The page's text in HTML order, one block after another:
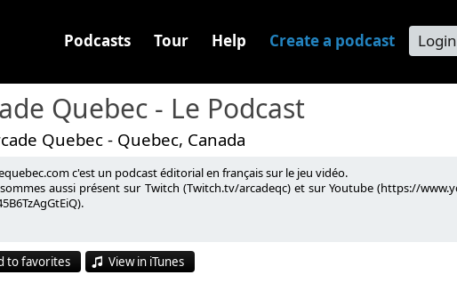
Podcasts Tour Help Create a podcast Login
Quebec - Le Podcast
Quebec - Quebec, Canada
c'est un podcast éditorial en français sur le jeu vidéo.
aussi présent sur Twitch (Twitch.tv/arcadeqc) et sur Youtube (https://
to favorites View in iTunes
avec les jeux vidéos du Comiccon de San Diego 2018 et les
semaines.
2NKqFxV